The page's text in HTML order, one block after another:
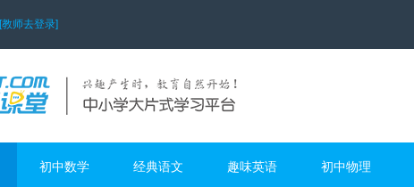
[教师去登录]
初中数学 经典语文 趣味英语 初中物理